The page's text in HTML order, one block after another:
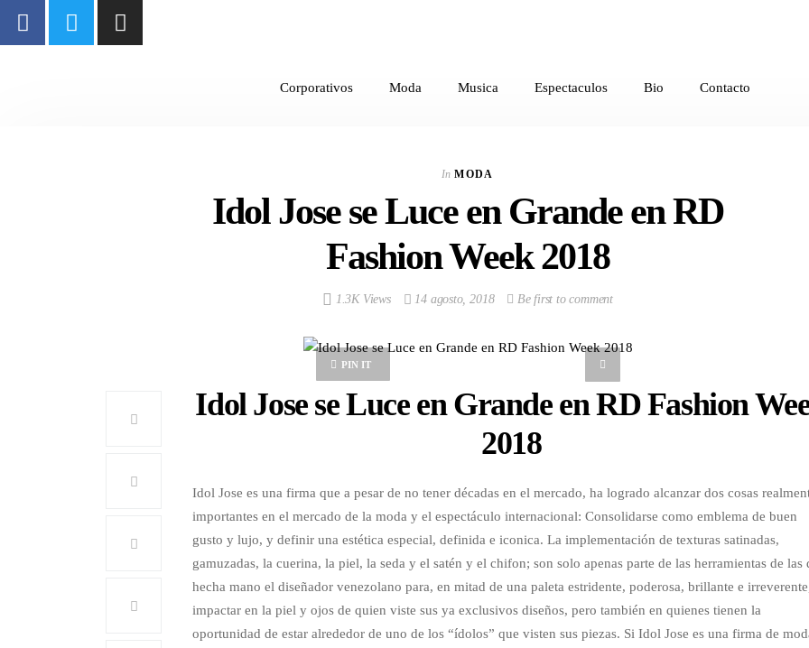
Corporativos Moda Musica Espectaculos Bio Contacto
In MODA
Idol Jose se Luce en Grande en RD
Fashion Week 2018
1.3K Views 14 agosto, 2018 Be first to comment
PIN IT
Idol Jose se Luce en Grande en RD Fashion
2018
Idol Jose es una firma que a pesar de no tener décadas en el mercado, ha logrado alcanzar dos cosas
importantes en el mercado de la moda y el espectáculo internacional: Consolidarse como emblema de buen
gusto y lujo, y definir una estética especial, definida e iconica. La implementación de texturas satinadas,
gamuzadas, la cuerina, la piel, la seda y el satén y el chifon; son solo apenas parte de las herramientas de las
hecha mano el diseñador venezolano para, en mitad de una paleta estridente, poderosa, brillante e
impactar en la piel y ojos de quien viste sus ya exclusivos diseños, pero también en quienes tienen la
oportunidad de estar alrededor de uno de los “ídolos” que visten sus piezas. Si Idol Jose es una firma de
CORPORATIVOS
Portafolio de bebidas